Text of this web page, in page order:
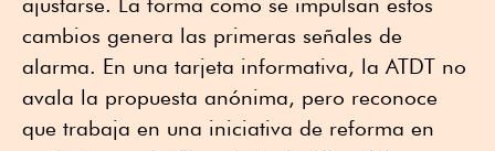
cambios genera las primeras señales de
alarma. En una tarjeta informativa, la ATDT no
avala la propuesta anónima, pero reconoce
que trabaja en una iniciativa de reforma en